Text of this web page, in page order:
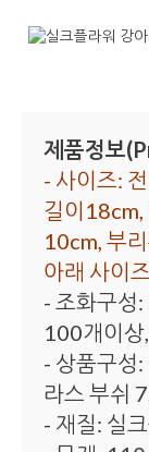
제품정보
- 사이즈:
길이18cm,
10cm, 부
아래 사이
- 조화구성
100개이상
- 상품구성
라스 부쉬
- 재질: 실